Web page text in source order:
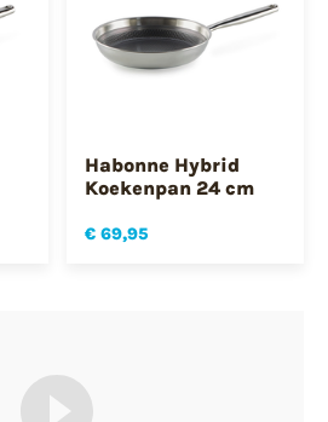
Habonne Hybrid
Koekenpan 24 cm
€ 69,95